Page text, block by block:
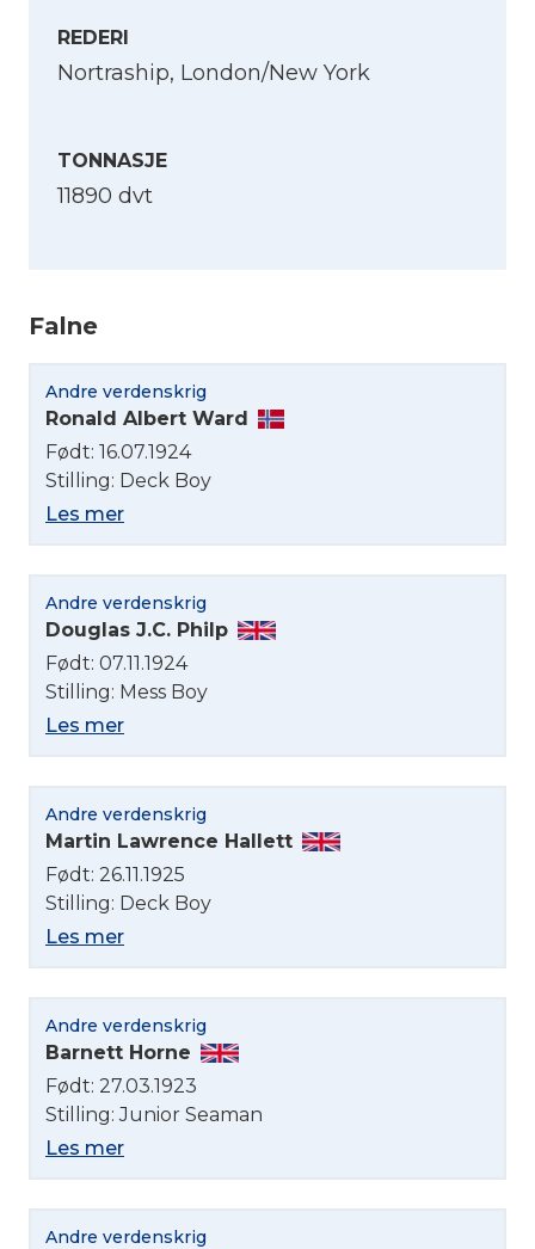
REDERI
Nortraship, London/New York
TONNASJE
11890 dvt
Falne
Andre verdenskrig
Ronald Albert Ward
Født: 16.07.1924
Stilling: Deck Boy
Les mer
Andre verdenskrig
Douglas J.C. Philp
Født: 07.11.1924
Stilling: Mess Boy
Les mer
Andre verdenskrig
Martin Lawrence Hallett
Født: 26.11.1925
Stilling: Deck Boy
Les mer
Andre verdenskrig
Barnett Horne
Født: 27.03.1923
Stilling: Junior Seaman
Les mer
Andre verdenskrig